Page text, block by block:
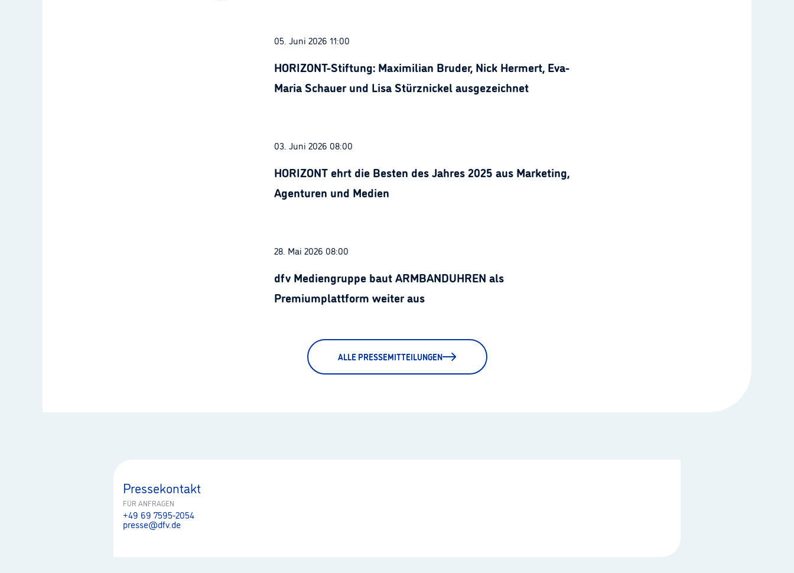
05. Juni 2026 11:00
HORIZONT-Stiftung: Maximilian Bruder, Nick Hermert, Eva-
Maria Schauer und Lisa Stürznickel ausgezeichnet
03. Juni 2026 08:00
HORIZONT ehrt die Besten des Jahres 2025 aus Marketing,
Agenturen und Medien
28. Mai 2026 08:00
dfv Mediengruppe baut ARMBANDUHREN als
Premiumplattform weiter aus
ALLE PRESSEMITTEILUNGEN
Pressekontakt
FÜR ANFRAGEN
+49 69 7595-2054
presse@dfv.de